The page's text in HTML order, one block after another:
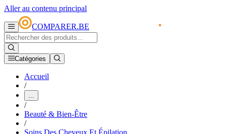
Aller au contenu principal
COMPARER.BE
Catégories
Accueil
/
...
/
Beauté & Bien-Être
/